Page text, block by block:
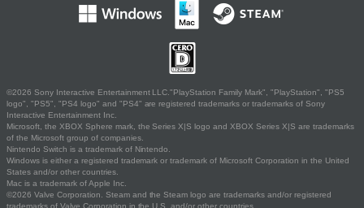
©2026 Sony Interactive Entertainment LLC."PlayStation Family Mark", "PlayStation", "PS5
logo", "PS5", "PS4 logo" and "PS4" are registered trademarks or trademarks of Sony
Interactive Entertainment Inc.
Microsoft, the XBOX Sphere mark, the Series X|S logo and XBOX Series X|S are trademarks
of the Microsoft group of companies.
Nintendo Switch is a trademark of Nintendo.
Windows is either a registered trademark or trademark of Microsoft Corporation in the United
States and/or other countries.
Mac is a trademark of Apple Inc.
©2026 Valve Corporation. Steam and the Steam logo are trademarks and/or registered
trademarks of Valve Corporation in the U.S. and/or other countries.